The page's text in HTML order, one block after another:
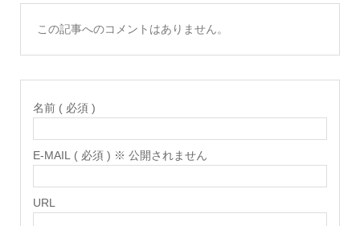
この記事へのコメントはありません。
名前 ( 必須 )
E-MAIL ( 必須 ) ※ 公開されません
URL